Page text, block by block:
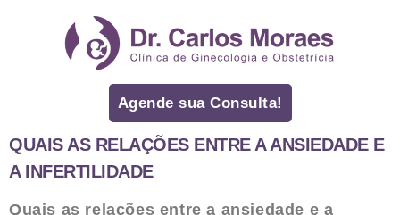
Agende sua Consulta!
QUAIS AS RELAÇÕES ENTRE A ANSIEDADE E
A INFERTILIDADE
Quais as relações entre a ansiedade e a